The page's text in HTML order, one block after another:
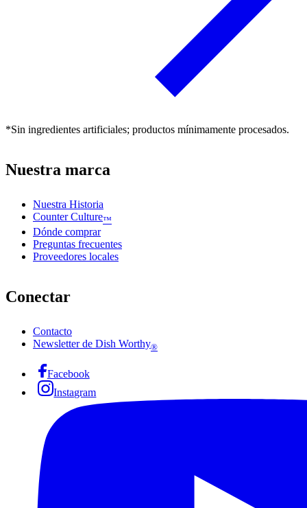
*Sin ingredientes artificiales; productos mínimamente procesados.
Nuestra marca
Nuestra Historia
Counter Culture™
Dónde comprar
Preguntas frecuentes
Proveedores locales
Conectar
Contacto
Newsletter de Dish Worthy®
Facebook
Instagram